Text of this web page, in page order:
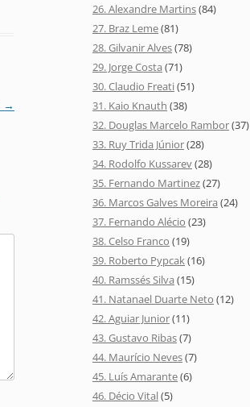
→
26. Alexandre Martins(84)
27. Braz Leme(81)
28. Gilvanir Alves(78)
29. Jorge Costa (71)
30. Claudio Freati(51)
31. Kaio Knauth (38)
32. Douglas Marcelo Rambor(37)
33. Ruy Trida Júnior(28)
34. Rodolfo Kussarev(28)
35. Fernando Martinez(27)
36. Marcos Galves Moreira (24)
37. Fernando Alécio (23)
38. Celso Franco (19)
39. Roberto Pypcak(16)
40. Ramssés Silva (15)
41. Natanael Duarte Neto (12)
42. Aguiar Junior(11)
43. Gustavo Ribas(7)
44. Maurício Neves(7)
45. Luís Amarante(6)
46. Décio Vital(5)